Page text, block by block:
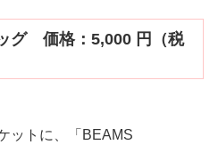
グ 価格：5,000 円（税
ットに、「BEAMS